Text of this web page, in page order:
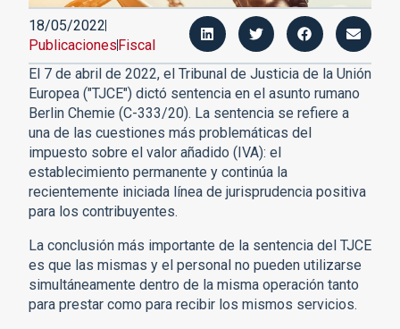
18/05/2022
PublicacionesFiscal
El 7 de abril de 2022, el Tribunal de Justicia de la Unión
Europea ("TJCE") dictó sentencia en el asunto rumano
Berlin Chemie (C-333/20). La sentencia se refiere a
una de las cuestiones más problemáticas del
impuesto sobre el valor añadido (IVA): el
establecimiento permanente y continúa la
recientemente iniciada línea de jurisprudencia positiva
para los contribuyentes.
La conclusión más importante de la sentencia del TJCE
es que las mismas y el personal no pueden utilizarse
simultáneamente dentro de la misma operación tanto
para prestar como para recibir los mismos servicios.